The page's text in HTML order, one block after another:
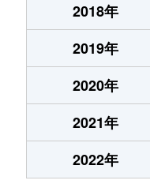
2018年
2019年
2020年
2021年
2022年